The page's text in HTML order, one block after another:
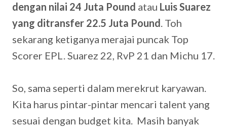
dengan nilai 24 Juta Pound atau Luis Suarez
yang ditransfer 22.5 Juta Pound. Toh
sekarang ketiganya merajai puncak Top
Scorer EPL. Suarez 22, RvP 21 dan Michu 17.
So, sama seperti dalam merekrut karyawan.
Kita harus pintar-pintar mencari talent yang
sesuai dengan budget kita. Masih banyak